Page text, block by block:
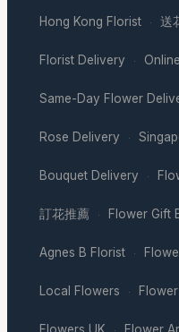
Hong Kong Florist · 送
Florist Delivery ·
Same-Day Flower
Rose Delivery ·
Bouquet Delivery ·
訂花推薦 · Flower Gift
Agnes B Florist ·
Local Flowers ·